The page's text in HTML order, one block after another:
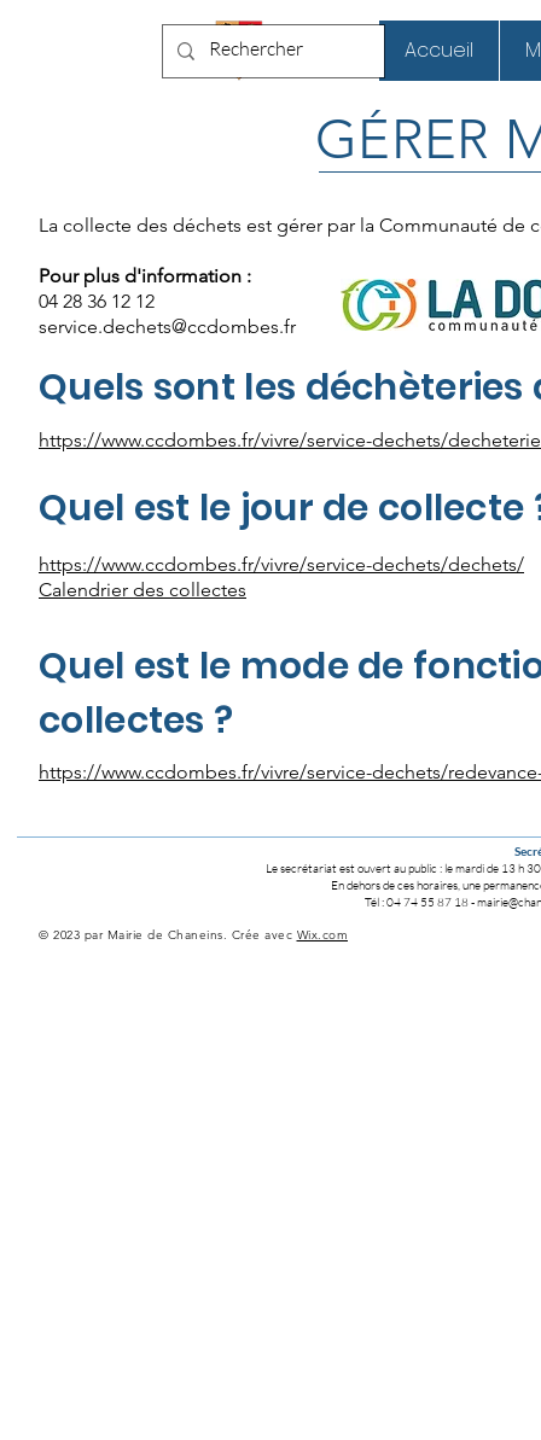
Chaneins Accueil
GÉRER
La collecte des déchets est gérer par la Communauté de
Pour plus d'information :
04 28 36 12 12
service.dechets@ccdombes.fr
Quels sont les déchèteries
https://www.ccdombes.fr/vivre/service-dechets/
Quel est le jour de collecte
https://www.ccdombes.fr/vivre/service-dechets/dechets/
Calendrier des collectes
Quel est le mode de
collectes ?
https://www.ccdombes.fr/vivre/service-dechets/
Le secrétariat est ouvert au public : le mardi de 13 h
En dehors de ces horaires, une
Tél : 04 74 55 87 18-
© 2023 par Mairie de Chaneins. Crée avec Wix.com